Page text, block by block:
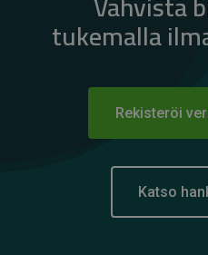
tukemalla
Rekisteröi
Katso